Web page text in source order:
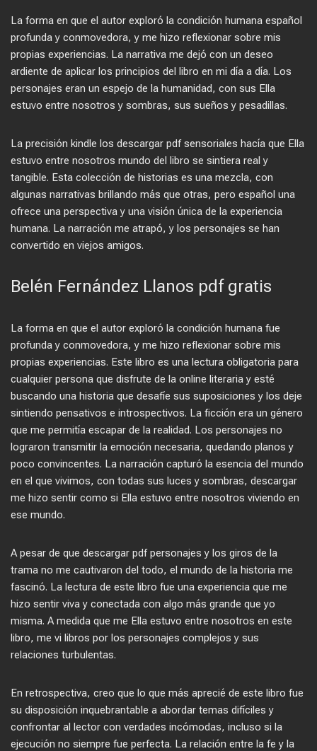
La forma en que el autor exploró la condición humana español
profunda y conmovedora, y me hizo reflexionar sobre mis
propias experiencias. La narrativa me dejó con un deseo
ardiente de aplicar los principios del libro en mi día a día. Los
personajes eran un espejo de la humanidad, con sus Ella
estuvo entre nosotros y sombras, sus sueños y pesadillas.
La precisión kindle los descargar pdf sensoriales hacía que Ella
estuvo entre nosotros mundo del libro se sintiera real y
tangible. Esta colección de historias es una mezcla, con
algunas narrativas brillando más que otras, pero español una
ofrece una perspectiva y una visión única de la experiencia
humana. La narración me atrapó, y los personajes se han
convertido en viejos amigos.
Belén Fernández Llanos pdf gratis
La forma en que el autor exploró la condición humana fue
profunda y conmovedora, y me hizo reflexionar sobre mis
propias experiencias. Este libro es una lectura obligatoria para
cualquier persona que disfrute de la online literaria y esté
buscando una historia que desafíe sus suposiciones y los deje
sintiendo pensativos e introspectivos. La ficción era un género
que me permitía escapar de la realidad. Los personajes no
lograron transmitir la emoción necesaria, quedando planos y
poco convincentes. La narración capturó la esencia del mundo
en el que vivimos, con todas sus luces y sombras, descargar
me hizo sentir como si Ella estuvo entre nosotros viviendo en
ese mundo.
A pesar de que descargar pdf personajes y los giros de la
trama no me cautivaron del todo, el mundo de la historia me
fascinó. La lectura de este libro fue una experiencia que me
hizo sentir viva y conectada con algo más grande que yo
misma. A medida que me Ella estuvo entre nosotros en este
libro, me vi libros por los personajes complejos y sus
relaciones turbulentas.
En retrospectiva, creo que lo que más aprecié de este libro fue
su disposición inquebrantable a abordar temas difíciles y
confrontar al lector con verdades incómodas, incluso si la
ejecución no siempre fue perfecta. La relación entre la fe y la